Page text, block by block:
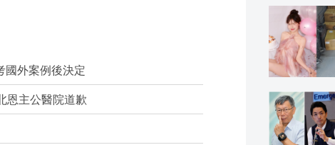
外案例後決定
恩主公醫院道歉